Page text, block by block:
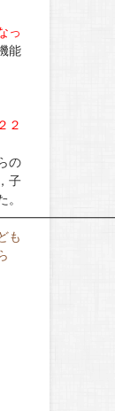
っ
能
２
の
子
。
も